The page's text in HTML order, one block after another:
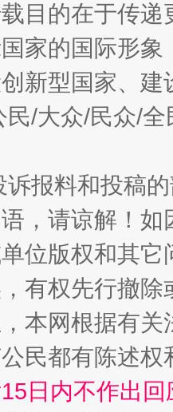
白藏房 除
目的在于传
家的国际形
新型国家、
民/大众/民众/
诉报料和投稿
，请谅解！
位版权和其它
有权先行撤
本网根据有
民都有陈述
日内不作出